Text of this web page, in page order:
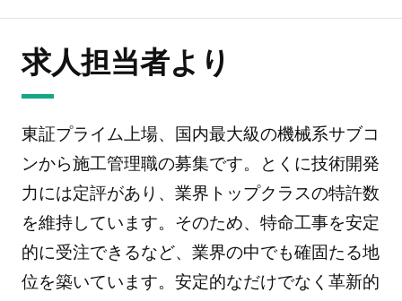
求人担当者より
東証プライム上場、国内最大級の機械系サブコ
ンから施工管理職の募集です。とくに技術開発
力には定評があり、業界トップクラスの特許数
を維持しています。そのため、特命工事を安定
的に受注できるなど、業界の中でも確固たる地
位を築いています。安定的なだけでなく革新的